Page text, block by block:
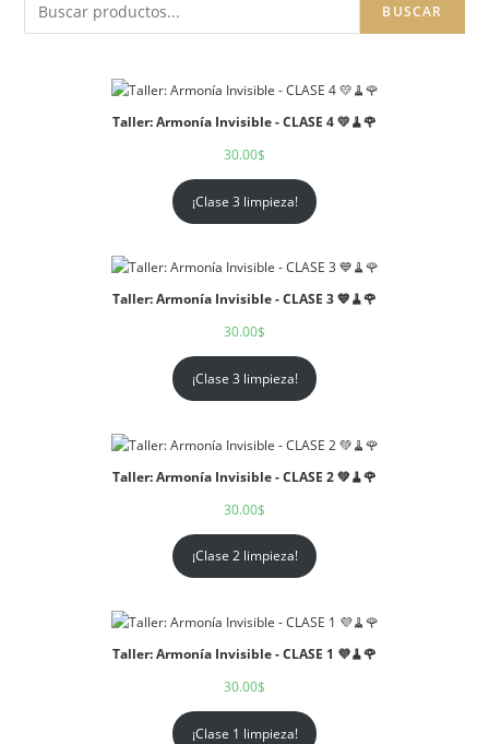
BUSCAR
Taller: Armonía Invisible - CLASE 4 💛🧹🌹
30.00$
¡Clase 3 limpieza!
Taller: Armonía Invisible - CLASE 3 💙🧹🌹
30.00$
¡Clase 3 limpieza!
Taller: Armonía Invisible - CLASE 2 💚🧹🌹
30.00$
¡Clase 2 limpieza!
Taller: Armonía Invisible - CLASE 1 💜🧹🌹
30.00$
¡Clase 1 limpieza!